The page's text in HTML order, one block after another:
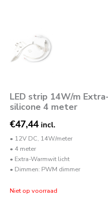
LED strip 14W/m
silicone 4 meter
€47,44 incl.
• 12V DC, 14W/meter
• 4 meter
• Extra-Warmwit licht
• Dimmen: PWM dimmer
Niet op voorraad